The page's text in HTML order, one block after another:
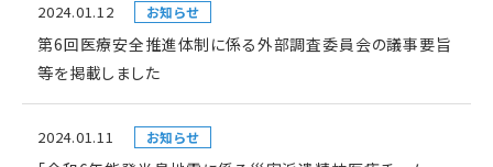
2024.01.12 お知らせ
第6回医療安全推進体制に係る外部調査委員会の議事要旨
等を掲載しました
2024.01.11 お知らせ